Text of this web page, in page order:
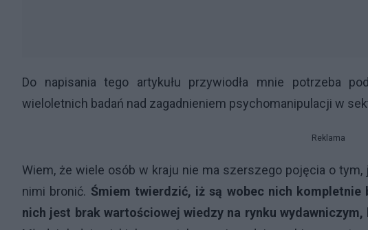
Do napisania tego artykułu przywiodła mnie potrzeba
wieloletnich badań nad zagadnieniem psychomanipulacji w
Reklama
Wiem, że wiele osób w kraju nie ma szerszego pojęcia o
nimi bronić. Śmiem twierdzić, iż są wobec nich
nich jest brak wartościowej wiedzy na rynku